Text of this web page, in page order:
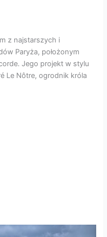
z najstarszych i
Paryża, położonym
Jego projekt w stylu
Le Nôtre, ogrodnik króla